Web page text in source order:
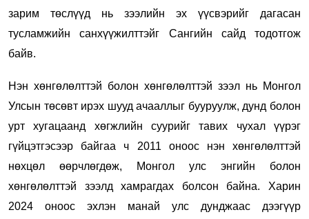
зарим төслүүд нь зээлийн эх үүсвэрийг дагасан
тусламжийн санхүүжилттэйг Сангийн сайд тодотгож
байв.
Нэн хөнгөлөлттэй болон хөнгөлөлттэй зээл нь Монгол
Улсын төсөвт ирэх шууд ачааллыг бууруулж, дунд болон
урт хугацаанд хөгжлийн суурийг тавих чухал үүрэг
гүйцэтгэсээр байгаа ч 2011 оноос нэн хөнгөлөлттэй
нөхцөл өөрчлөгдөж, Монгол улс энгийн болон
хөнгөлөлттэй зээлд хамрагдах болсон байна. Харин
2024 оноос эхлэн манай улс дунджаас дээгүүр